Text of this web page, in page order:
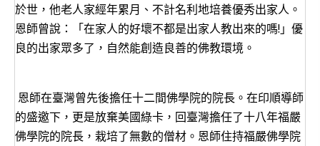
於世，他老人家經年累月、不計名利地培養優秀出家人。
恩師曾說：「在家人的好壞不都是出家人教出來的嗎!」優
良的出家眾多了，自然能創造良善的佛教環境。
恩師在臺灣曾先後擔任十二間佛學院的院長。在印順導師
的盛邀下，更是放棄美國綠卡，回臺灣擔任了十八年福嚴
佛學院的院長，栽培了無數的僧材。恩師住持福嚴佛學院